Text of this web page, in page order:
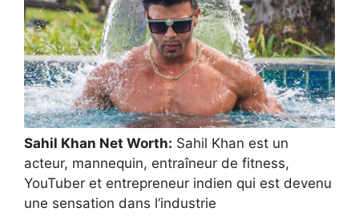
Sahil Khan Net Worth: Sahil Khan est un
acteur, mannequin, entraîneur de fitness,
YouTuber et entrepreneur indien qui est devenu
une sensation dans l’industrie